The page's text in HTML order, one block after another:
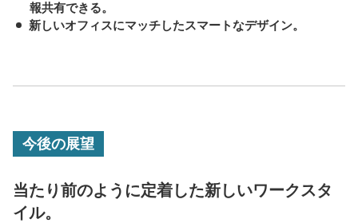
報共有できる。
新しいオフィスにマッチしたスマートなデザイン。
今後の展望
当たり前のように定着した新しいワークスタ
イル。